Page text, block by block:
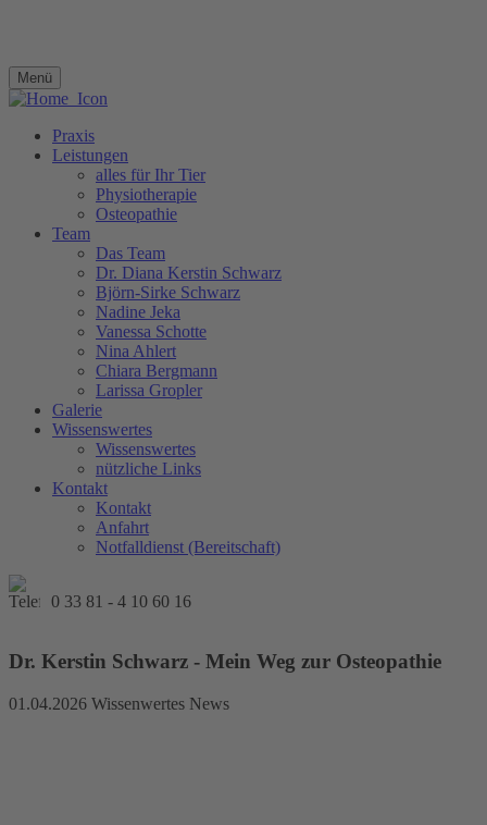
Menü
Praxis
Leistungen
alles für Ihr Tier
Physiotherapie
Osteopathie
Team
Das Team
Dr. Diana Kerstin Schwarz
Björn-Sirke Schwarz
Nadine Jeka
Vanessa Schotte
Nina Ahlert
Chiara Bergmann
Larissa Gropler
Galerie
Wissenswertes
Wissenswertes
nützliche Links
Kontakt
Kontakt
Anfahrt
Notfalldienst (Bereitschaft)
0 33 81 - 4 10 60 16
Dr. Kerstin Schwarz - Mein Weg zur Osteopathie
01.04.2026 Wissenwertes News